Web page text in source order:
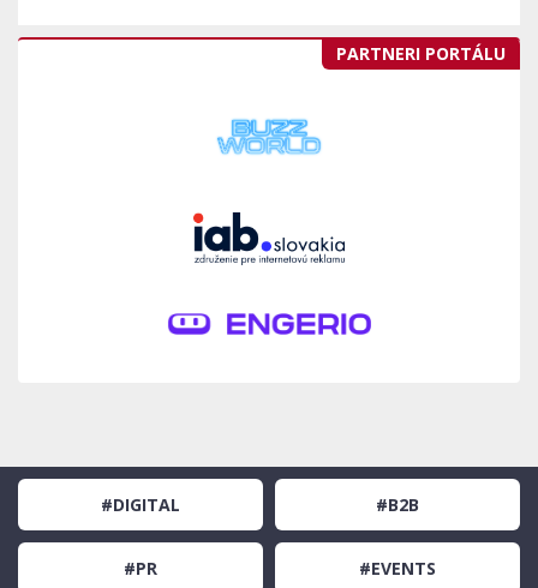
PARTNERI PORTÁLU
#DIGITAL #B2B
#PR #EVENTS